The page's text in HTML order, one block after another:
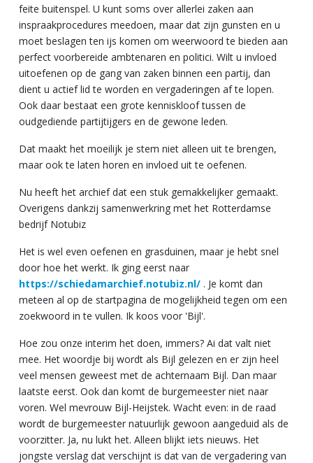
feite buitenspel. U kunt soms over allerlei zaken aan
inspraakprocedures meedoen, maar dat zijn gunsten en u
moet beslagen ten ijs komen om weerwoord te bieden aan
perfect voorbereide ambtenaren en politici. Wilt u invloed
uitoefenen op de gang van zaken binnen een partij, dan
dient u actief lid te worden en vergaderingen af te lopen.
Ook daar bestaat een grote kenniskloof tussen de
oudgediende partijtijgers en de gewone leden.
Dat maakt het moeilijk je stem niet alleen uit te brengen,
maar ook te laten horen en invloed uit te oefenen.
Nu heeft het archief dat een stuk gemakkelijker gemaakt.
Overigens dankzij samenwerkring met het Rotterdamse
bedrijf Notubiz
Het is wel even oefenen en grasduinen, maar je hebt snel
door hoe het werkt. Ik ging eerst naar
https://schiedamarchief.notubiz.nl/ . Je komt dan
meteen al op de startpagina de mogelijkheid tegen om een
zoekwoord in te vullen. Ik koos voor 'Bijl'.
Hoe zou onze interim het doen, immers? Ai dat valt niet
mee. Het woordje bij wordt als Bijl gelezen en er zijn heel
veel mensen geweest met de achternaam Bijl. Dan maar
laatste eerst. Ook dan komt de burgemeester niet naar
voren. Wel mevrouw Bijl-Heijstek. Wacht even: in de raad
wordt de burgemeester natuurlijk gewoon aangeduid als de
voorzitter. Ja, nu lukt het. Alleen blijkt iets nieuws. Het
jongste verslag dat verschijnt is dat van de vergadering van